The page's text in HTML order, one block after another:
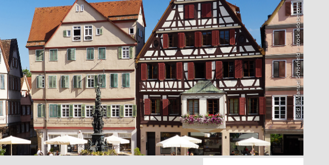
Bild: @Manuel Schönfeld – stock.adobe.com